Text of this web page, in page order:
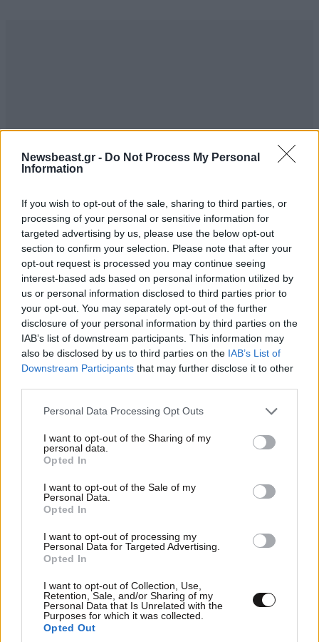
Newsbeast.gr - Do Not Process My Personal
Information
If you wish to opt-out of the sale, sharing to third parties, or
processing of your personal or sensitive information for
targeted advertising by us, please use the below opt-out
section to confirm your selection. Please note that after your
opt-out request is processed you may continue seeing
interest-based ads based on personal information utilized by
us or personal information disclosed to third parties prior to
your opt-out. You may separately opt-out of the further
disclosure of your personal information by third parties on the
IAB’s list of downstream participants. This information may
also be disclosed by us to third parties on the IAB’s List of
Downstream Participants that may further disclose it to other
Please note that this website/app uses one or more Google
not limited to your visit or usage behaviour. You may click to
grant or deny consent to Google and its third-party tags to
use your data for below specified purposes in below Google
consent section.
Personal Data Processing Opt Outs
I want to opt-out of the Sharing of my
personal data.
Opted In
I want to opt-out of the Sale of my
Personal Data.
Opted In
I want to opt-out of processing my
Personal Data for Targeted Advertising.
Opted In
I want to opt-out of Collection, Use,
Retention, Sale, and/or Sharing of my
Personal Data that Is Unrelated with the
Purposes for which it was collected.
Opted Out
2 ΣΧΌΛΙΑ ΑΝΑΓΝΩΣΤΏΝ
ΠΡΟΣΘΕΣΤΕ ΤΟ ΣΧΟΛΙΟ ΣΑΣ
Xαρακτήρες: 0/1000
Διαβάστε και ακολουθήστε τους κανόνες σχολιασμού